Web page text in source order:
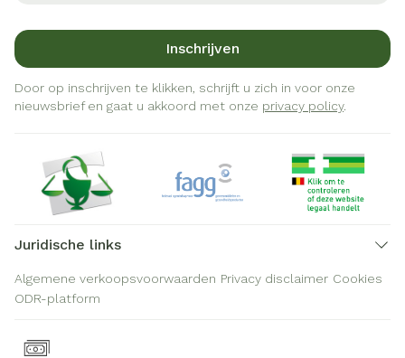
Inschrijven
Door op inschrijven te klikken, schrijft u zich in voor onze
nieuwsbrief en gaat u akkoord met onze privacy policy.
Juridische links
Algemene verkoopsvoorwaarden Privacy disclaimer Cookies
ODR-platform